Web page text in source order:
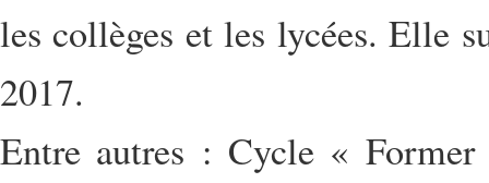
les collèges et les lycées. Elle
2017.
Entre autres : Cycle « Former